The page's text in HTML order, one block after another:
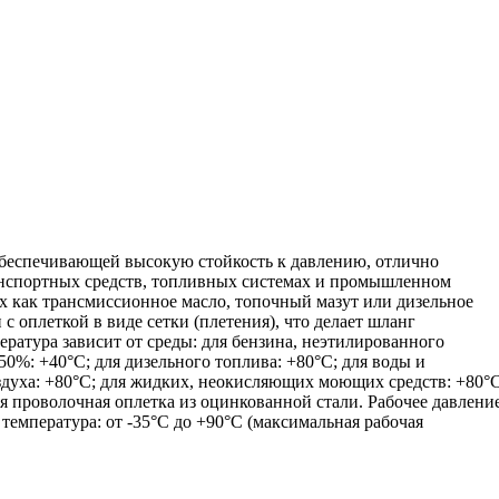
высокую стойкость к давлению, отлично
средств, топливных системах и промышленном
как трансмиссионное масло, топочный мазут или дизельное
в виде сетки (плетения), что делает шланг
зависит от среды: для бензина, неэтилированного
+40°C; для дизельного топлива: +80°C; для воды и
+80°C; для жидких, неокисляющих моющих средств:
оплетка из оцинкованной стали. Рабочее
от -35°C до +90°C (максимальная рабочая